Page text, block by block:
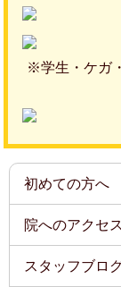
※学生・ケガ
初めての方へ
院へのアクセ
スタッフブロ